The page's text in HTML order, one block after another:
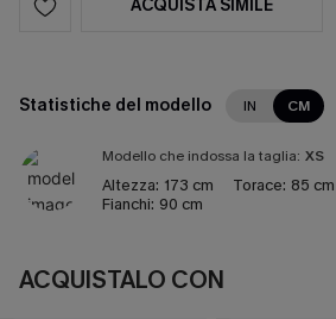
ACQUISTA SIMILE
Statistiche del modello IN CM
Modello che indossa la taglia: XS
Altezza: 173 cm Torace: 85 cm
Fianchi: 90 cm
ACQUISTALO CON